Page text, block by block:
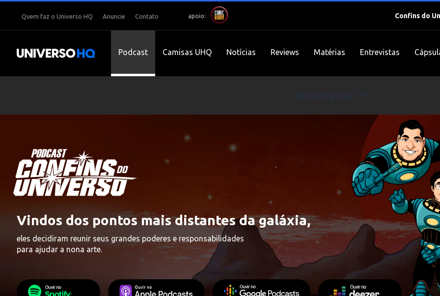
Quem faz o Universo HQ Anuncie Contato apoio: Confins do
Podcast Camisas UHQ Notícias Reviews Matérias Entrevistas
[adrotate group="9"]
Vindos dos pontos mais distantes da galáxia,
eles decidiram reunir seus grandes poderes e responsabilidades
para ajudar a nona arte.